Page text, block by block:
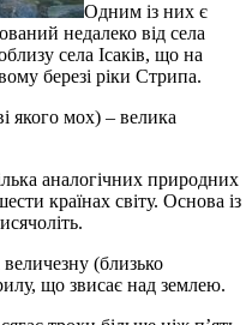
Одним із них є
недалеко від села
села Ісаків, що на
березі ріки Стрипа.
якого мох) – велика
аналогічних природних
країнах світу. Основа із
(близько
що звисає над землею.